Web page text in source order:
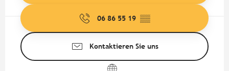
06 86 55 19 ▒▒
Kontaktieren Sie uns